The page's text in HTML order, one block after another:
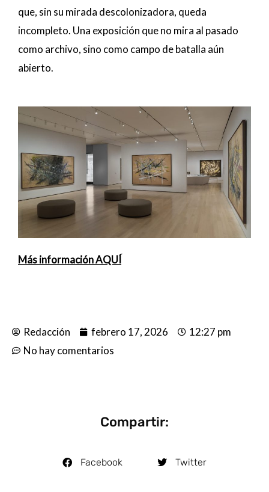
que, sin su mirada descolonizadora, queda
incompleto. Una exposición que no mira al pasado
como archivo, sino como campo de batalla aún
abierto.
Más información AQUÍ
Redacción febrero 17, 2026
12:27 pm
No hay comentarios
Compartir:
Facebook Twitter